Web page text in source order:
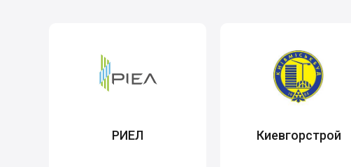
РИЕЛ Киевгорстрой